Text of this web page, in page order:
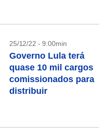
25/12/22 - 9:00min
Governo Lula terá
quase 10 mil cargos
comissionados para
distribuir